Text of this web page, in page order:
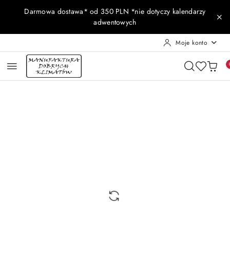
Przejdź do treści głównej
Przejdź do wyszukiwarki
Przejdź do moje konto
Przejdź do menu głównego
Przejdź do opisu produktu
Przejdź do stopki
Darmowa dostawa* od 350 PLN *nie dotyczy kalendarzy
adwentowych
Moje konto